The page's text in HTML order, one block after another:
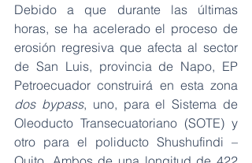
Debido a que durante las últimas
horas, se ha acelerado el proceso de
erosión regresiva que afecta al sector
de San Luis, provincia de Napo, EP
dos bypass, uno, para el Sistema de
Oleoducto Transecuatoriano (SOTE) y
otro para el poliducto Shushufindi –